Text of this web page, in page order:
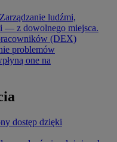
Zarządzanie ludźmi,
— z dowolnego miejsca.
(DEX)
problemów
one na
dostęp dzięki